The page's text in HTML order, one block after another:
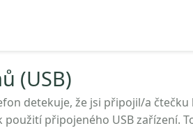
(USB)
detekuje, že jsi připojil/a
připojeného USB zařízení.